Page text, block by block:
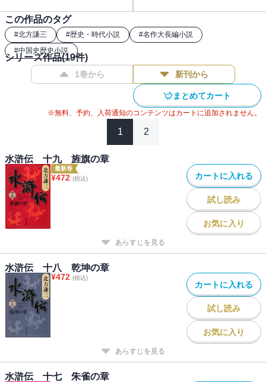
この作品のタグ
#北方謙三 #歴史・時代小説 #名作大長編小説
#中国史歴史小説
シリーズ作品(19件)
1巻から 新刊から
まとめてカート
※無料、予約、入荷通知のコンテンツはカートに追加されません。
1 2
水滸伝 十九 旌旗の章
最新巻
¥472 (税込) カートに入れる
試し読み
お気に入り
あらすじを見る
水滸伝 十八 乾坤の章
¥472 (税込)
カートに入れる
試し読み
お気に入り
あらすじを見る
水滸伝 十七 朱雀の章